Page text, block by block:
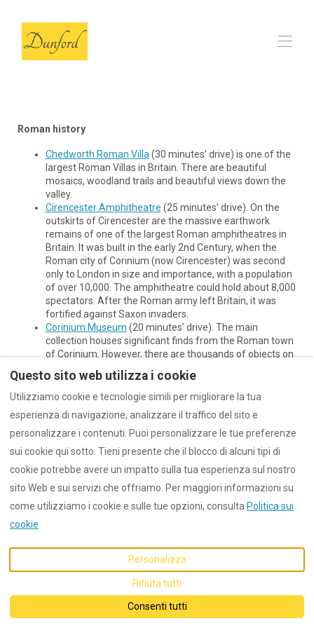
FAQs
Le nostre scelte locali ▾
Contatto
Roman history
Chedworth Roman Villa (30 minutes’ drive) is one of the
largest Roman Villas in Britain. There are beautiful
mosaics, woodland trails and beautiful views down the
valley.
Cirencester Amphitheatre (25 minutes’ drive). On the
outskirts of Cirencester are the massive earthwork
remains of one of the largest Roman amphitheatres in
Britain. It was built in the early 2nd Century, when the
Roman city of Corinium (now Cirencester) was second
only to London in size and importance, with a population
of over 10,000. The amphitheatre could hold about 8,000
spectators. After the Roman army left Britain, it was
fortified against Saxon invaders.
Corinium Museum (20 minutes’ drive). The main
collection houses significant finds from the Roman town
of Corinium. However, there are thousands of objects on
Saxon grave goods to Medieval sculpture.
Italiano EUR
©2026 DunfordTutti i diritti
riservati
Questo sito web utilizza i cookie
Utilizziamo cookie e tecnologie simili per migliorare la tua
esperienza di navigazione, analizzare il traffico del sito e
personalizzare i contenuti. Puoi personalizzare le tue preferenze
sui cookie qui sotto. Tieni presente che il blocco di alcuni tipi di
cookie potrebbe avere un impatto sulla tua esperienza sul nostro
sito Web e sui servizi che offriamo. Per maggiori informazioni su
come utilizziamo i cookie e sulle tue opzioni, consulta Politica sui
cookie
Personalizza
Rifiuta tutti
Consenti tutti